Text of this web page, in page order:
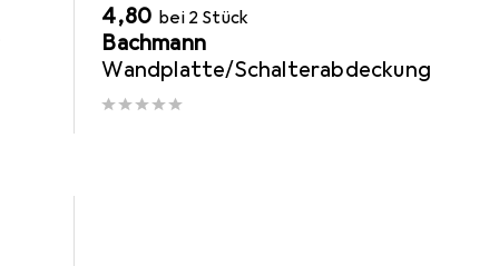
EUR
4,80 bei 2 Stück
Bachmann
Wandplatte/Schalterabdeckung